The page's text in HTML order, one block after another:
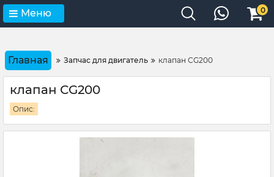
Меню 0
Главная Запчас для двигатель клапан СG200
клапан СG200
Опис: